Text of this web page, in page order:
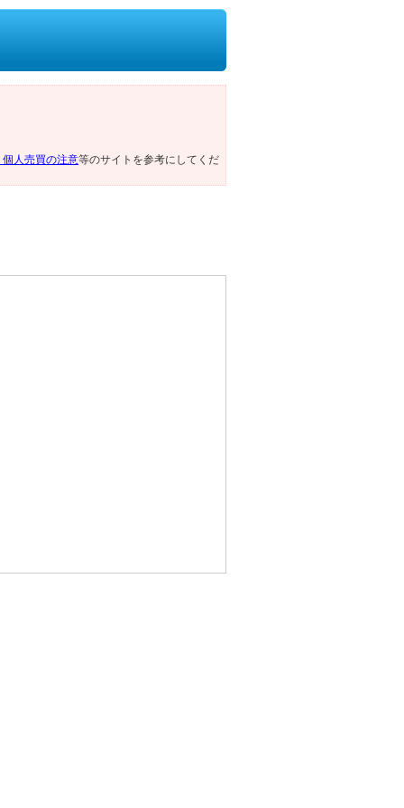
個人売買の注意等のサイトを参考にしてくだ